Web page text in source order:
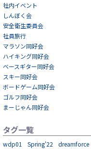
社内イベント
しんぼく会
安全衛生委員会
社員旅行
マラソン同好会
ハイキング同好会
ベースギター同好会
スキー同好会
ボードゲーム同好会
ゴルフ同好会
まーじゃん同好会
タグ一覧
wdp01 Spring'22 dreamforce